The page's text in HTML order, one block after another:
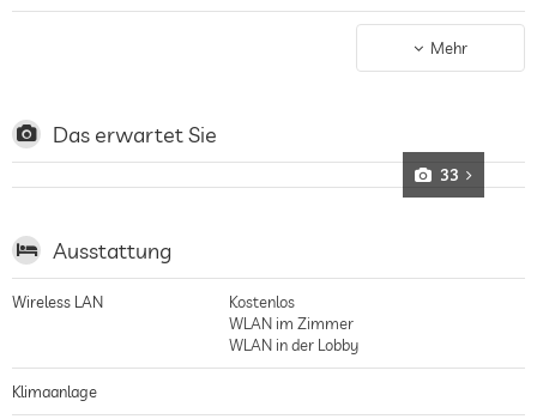
Zentrale Lage im ländlichen Inselinneren Mallorcas, eingebettet in Felder
und mediterrane Landschaften abseits des Massentourismus,
Entschleunigen fernab von Trubel und Hektik
Mehr
Das erwartet Sie
33
Ausstattung
Wireless LAN
Kostenlos
WLAN im Zimmer
WLAN in der Lobby
Klimaanlage